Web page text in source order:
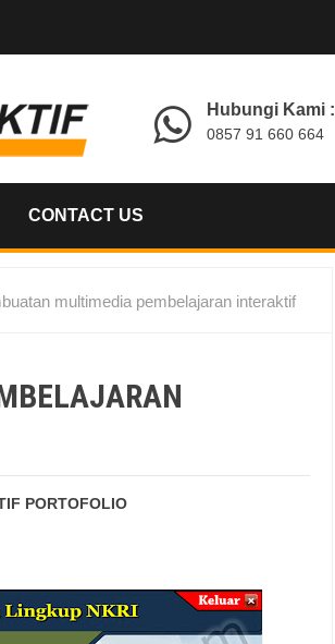
Hubungi Kami :
0857 91 660 664
CONTACT US
multimedia pembelajaran interaktif
PORTOFOLIO